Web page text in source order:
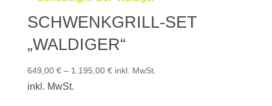
SCHWENKGRILL-SET
„WALDIGER“
649,00 €– 1.195,00 € inkl. MwSt.
inkl. MwSt.